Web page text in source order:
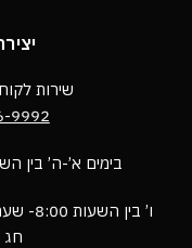
שירות
9992
בימים א’-ה’ בין השעות 9:00
ו’ בין
חג